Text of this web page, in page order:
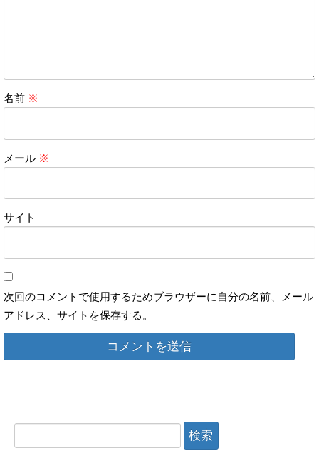
名前 ※
メール ※
サイト
次回のコメントで使用するためブラウザーに自分の名前、メール
アドレス、サイトを保存する。
索: